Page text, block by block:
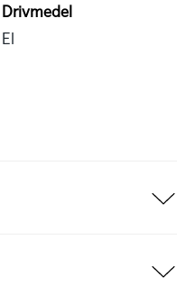
Drivmedel
El